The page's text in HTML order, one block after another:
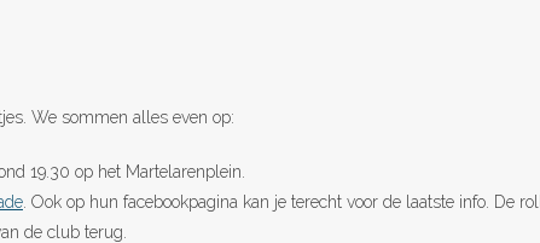
We sommen alles even op:
19.30 op het Martelarenplein.
. Ook op hun facebookpagina kan je terecht voor de laatste info. De
de club terug.